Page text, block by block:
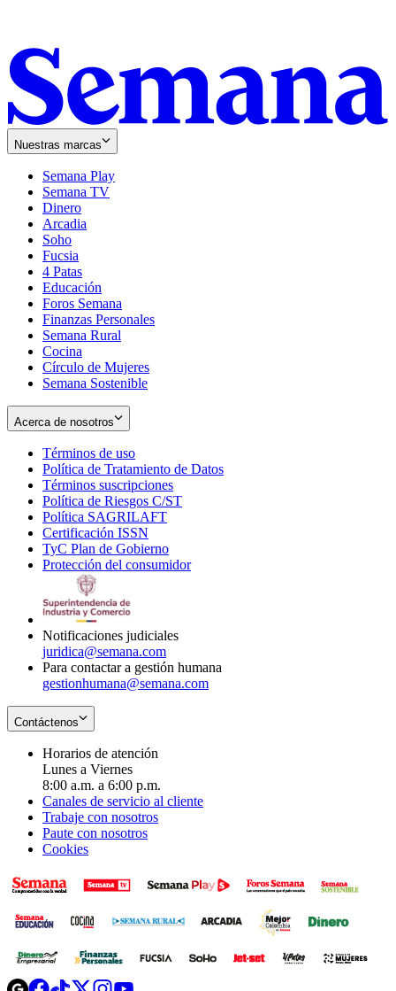
Nuestras marcas
Semana Play
Semana TV
Dinero
Arcadia
Soho
in
new
window
Fucsia
in
new
window
4 Patas
Educación
Foros Semana
Finanzas Personales
Semana Rural
Cocina
Círculo de Mujeres
Semana Sostenible
Acerca de nosotros
Términos de uso
in
new
window
Política de Tratamiento de Datos
Términos suscripciones
in
Política de Riesgos C/ST
Política SAGRILAFT
new
window
Certificación ISSN
in
new
TyC Plan de Gobierno
in
Protección del consumidorOpens
Notificaciones judiciales
juridica@semana.com
Para contactar a gestión humana
gestionhumana@semana.com
Contáctenos
Horarios de atención
Lunes a Viernes
8:00 a.m. a 6:00 p.m.
Canales de servicio al cliente
Trabaje con nosotros
Paute con nosotros
Cookies
OpensOpensOpensOpens